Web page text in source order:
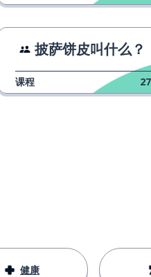
披萨饼皮叫什么？
课程 27
健康